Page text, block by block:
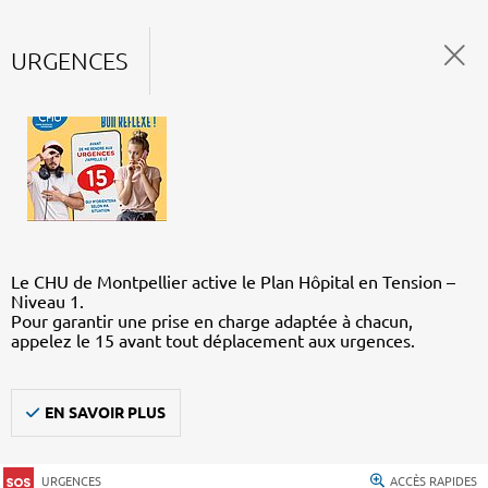
URGENCES
Le CHU de Montpellier active le Plan Hôpital en Tension –
Niveau 1.
Pour garantir une prise en charge adaptée à chacun,
appelez le 15 avant tout déplacement aux urgences.
EN SAVOIR PLUS
URGENCES ACCÈS RAPIDES